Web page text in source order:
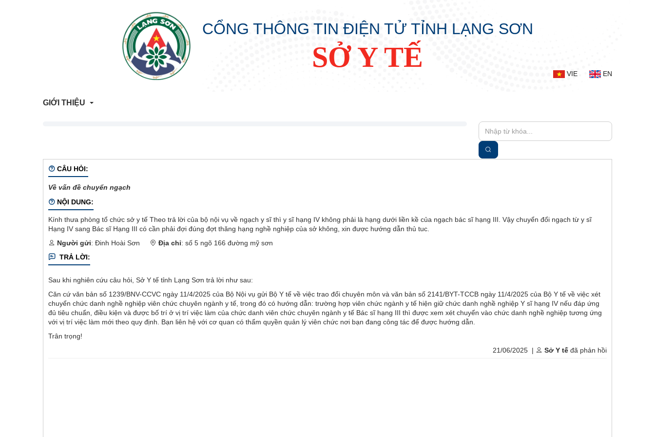
CỔNG THÔNG TIN ĐIỆN TỬ TỈNH LẠNG SƠN
SỞ Y TẾ
VIE EN
GIỚI THIỆU
Cơ Cấu Tổ Chức
Liên hệ
Lịch sử hình thành
CÂU HỎI:
Về vấn đề chuyển ngạch
NỘI DUNG:
Kính thưa phòng tổ chức sở y tế Theo trả lời của bộ nội vụ về ngạch y sĩ thì y sĩ hạng IV không phải là hạng dưới liền kề của ngạch bác sĩ hạng III. Vậy chuyển đổi ngạch từ y sĩ
Hạng IV sang Bác sĩ Hạng III có cần phải đợi đúng đợt thăng hạng nghề nghiệp của sở không, xin được hướng dẫn thủ tuc.
Người gửi: Đinh Hoài Sơn Địa chỉ: số 5 ngõ 166 đường mỹ sơn
TRẢ LỜI:
Sau khi nghiên cứu câu hỏi, Sở Y tế tỉnh Lạng Sơn trả lời như sau:
Căn cứ văn bản số 1239/BNV-CCVC ngày 11/4/2025 của Bộ Nội vụ gửi Bộ Y tế về việc trao đổi chuyên môn và văn bản số 2141/BYT-TCCB ngày 11/4/2025 của Bộ Y tế về việc xét
chuyển chức danh nghề nghiệp viên chức chuyên ngành y tế, trong đó có hướng dẫn: trường hợp viên chức ngành y tế hiện giữ chức danh nghề nghiệp Y sĩ hạng IV nếu đáp ứng
đủ tiêu chuẩn, điều kiện và được bố trí ở vị trí việc làm của chức danh viên chức chuyên ngành y tế Bác sĩ hạng III thì được xem xét chuyển vào chức danh nghề nghiệp tương ứng
với vị trí việc làm mới theo quy định. Bạn liên hệ với cơ quan có thẩm quyền quản lý viên chức nơi bạn đang công tác để được hướng dẫn.
Trân trọng!
21/06/2025 |
Sở Y tế đã phản hồi